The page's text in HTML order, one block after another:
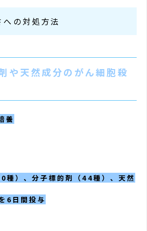
の対処方法
や天然成分のがん細胞殺
養
種）、分子標的剤（44種）、天然
6日間投与